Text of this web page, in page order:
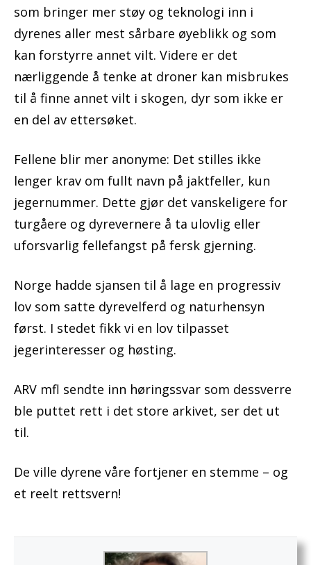
som bringer mer støy og teknologi inn i
dyrenes aller mest sårbare øyeblikk og som
kan forstyrre annet vilt. Videre er det
nærliggende å tenke at droner kan misbrukes
til å finne annet vilt i skogen, dyr som ikke er
en del av ettersøket.
Fellene blir mer anonyme: Det stilles ikke
lenger krav om fullt navn på jaktfeller, kun
jegernummer. Dette gjør det vanskeligere for
turgåere og dyrevernere å ta ulovlig eller
uforsvarlig fellefangst på fersk gjerning.
Norge hadde sjansen til å lage en progressiv
lov som satte dyrevelferd og naturhensyn
først. I stedet fikk vi en lov tilpasset
jegerinteresser og høsting.
ARV mfl sendte inn høringssvar som dessverre
ble puttet rett i det store arkivet, ser det ut
til.
De ville dyrene våre fortjener en stemme – og
et reelt rettsvern!